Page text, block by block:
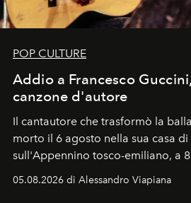
POP CULTURE
Addio a Francesco
canzone d'autore
Il cantautore che trasformò la
morto il 6 agosto nella sua casa di
sull'Appennino tosco-emiliano, a
05.08.2026 di Alessandro Viapiana